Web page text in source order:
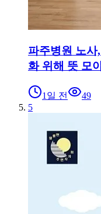
파주병원 노사
화 위해 뜻 모
1일 전
49
5